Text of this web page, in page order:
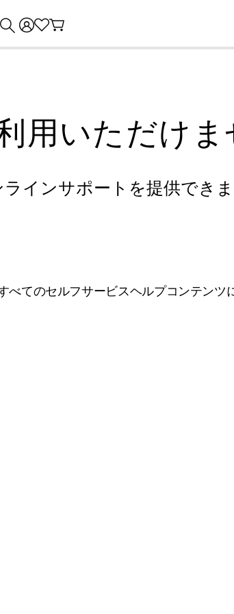
用いただけま
インサポートを提供できま
てのセルフサービスヘルプコンテンツ